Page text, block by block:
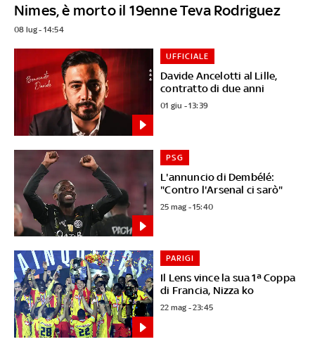
Nimes, è morto il 19enne Teva Rodriguez
08 lug - 14:54
Davide Ancelotti al Lille,
contratto di due anni
UFFICIALE
01 giu - 13:39
L'annuncio di Dembélé:
"Contro l'Arsenal ci sarò"
PSG
25 mag - 15:40
Il Lens vince la sua 1ª Coppa
di Francia, Nizza ko
PARIGI
22 mag - 23:45